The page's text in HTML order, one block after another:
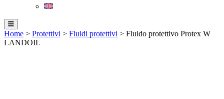
Home > Protettivi > Fluidi protettivi > Fluido protettivo Protex W
LANDOIL